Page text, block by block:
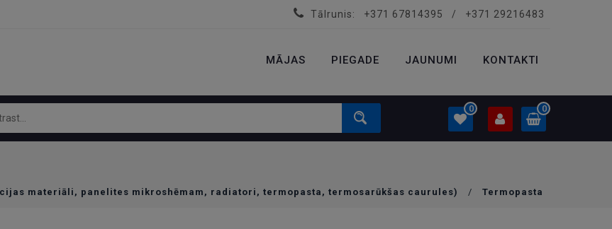
Tālrunis: +371 67814395 / +371 29216483
MĀJAS PIEGADE JAUNUMI KONTAKTI
0 0
Ielogoties
materiāli, panelites mikroshēmam, radiatori, termopasta, termosarūkšas caurules) / Termopasta